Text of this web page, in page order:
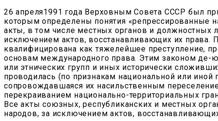
26 апреля1991 года Верховным Совета СССР был
которым определены понятия «репрессированные
акты, в том числе местных органов и должностных
исключением актов, восстанавливающих их права.
квалифицирована как тяжелейшее преступление,
основам международного права. Этим законом де-
или этнических групп и иных исторически
проводилась (по признакам национальной или
сопровождавшаяся их насильственным
перекраиванием национально-территориальных
Все акты союзных, республиканских и местных
народов, за исключением актов,